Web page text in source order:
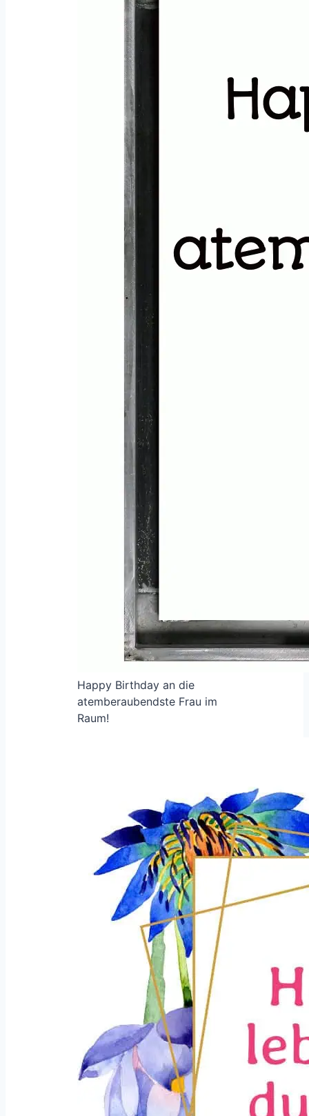
Happy Birthday an die
atemberaubendste Frau im
Raum!